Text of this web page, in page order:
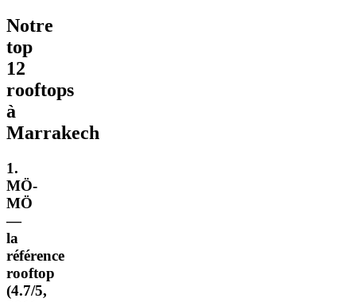
Notre
top
12
rooftops
à
Marrakech
1.
MÖ-
MÖ
—
la
référence
rooftop
(4.7/5,